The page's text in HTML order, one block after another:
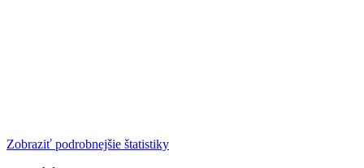
Zobraziť podrobnejšie štatistiky